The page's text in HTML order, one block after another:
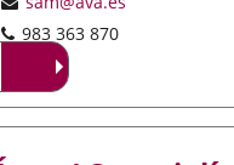
de
correo
electrónico
Teléfonos
983 363 870